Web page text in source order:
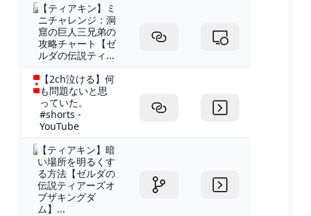
【ティアキン】ミ
ニチャレンジ：洞
窟の巨人三兄弟の
攻略チャート【ゼ
ルダの伝説ティ...
【2ch泣ける】何
も問題ないと思
っていた。
#shorts -
YouTube
【ティアキン】暗
い場所を明るくす
る方法【ゼルダの
伝説ティアーズオ
ブザキングダ
ム】...